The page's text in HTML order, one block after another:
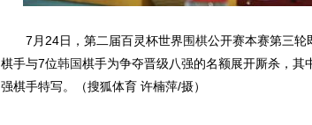
7月24日，第二届百灵杯世界围棋公开赛本赛第三轮
棋手与7位韩国棋手为争夺晋级八强的名额展开厮杀，
强棋手特写。（搜狐体育 许楠萍/摄）